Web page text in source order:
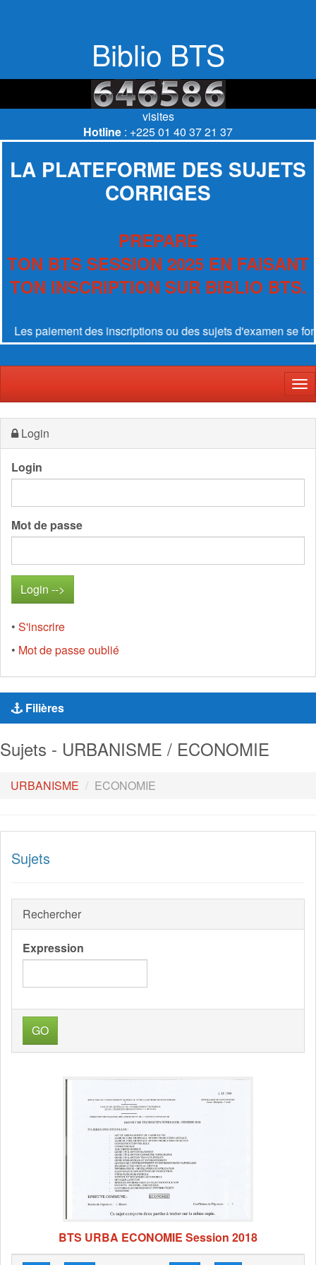
Biblio BTS
visites
Hotline : +225 01 40 37 21 37
LA PLATEFORME DES SUJETS
CORRIGES
PREPARE
TON BTS SESSION 2025 EN FAISANT
TON INSCRIPTION SUR BIBLIO BTS.
Les paiement des inscriptions ou des sujets d'examen se
Login
Login
Mot de passe
• S'inscrire
• Mot de passe oublié
Filières
Sujets - URBANISME / ECONOMIE
URBANISME ECONOMIE
Sujets
Rechercher
Expression
GO
BTS URBA ECONOMIE Session 2018